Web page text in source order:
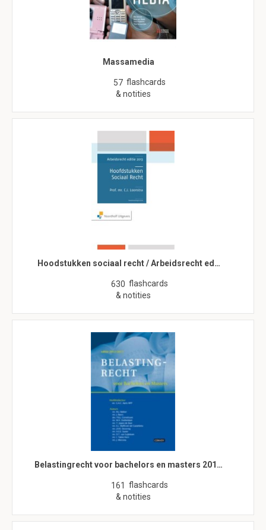
Massamedia
57 flashcards
& notities
Hoodstukken sociaal recht / Arbeidsrecht ed…
630 flashcards
& notities
Belastingrecht voor bachelors en masters 201…
161 flashcards
& notities